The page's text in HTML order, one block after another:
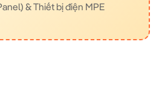
& Thiết bị điện MPE